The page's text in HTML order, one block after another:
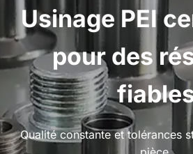
Usinage PEI
pour des
Qualité constante et tolérances